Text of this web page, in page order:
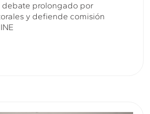
debate prolongado por
y defiende comisión